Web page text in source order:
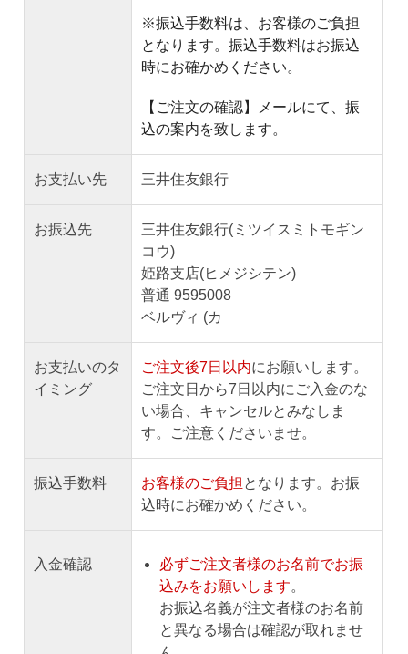
※振込手数料は、お客様のご負担
となります。振込手数料はお振込
時にお確かめください。
【ご注文の確認】メールにて、振
込の案内を致します。
お支払い先 三井住友銀行
お振込先
三井住友銀行(ミツイスミトモギン
コウ)
姫路支店(ヒメジシテン)
普通 9595008
ベルヴィ (カ
お支払いのタ
イミング
ご注文後7日以内にお願いします。
ご注文日から7日以内にご入金のな
い場合、キャンセルとみなしま
す。ご注意くださいませ。
振込手数料 お客様のご負担 となります。お振
込時にお確かめください。
入金確認
必ずご注文者様のお名前でお振
込みをお願いします。
お振込名義が注文者様のお名前
と異なる場合は確認が取れませ